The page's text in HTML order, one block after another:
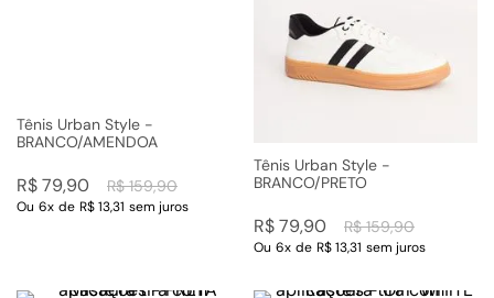
Tênis Urban Style -
BRANCO/AMENDOA
R$ 159,90
R$79,90
Ou 6x de R$ 13,31 sem juros
Tênis Urban Style -
BRANCO/PRETO
R$ 159,90
R$79,90
Ou 6x de R$ 13,31 sem juros